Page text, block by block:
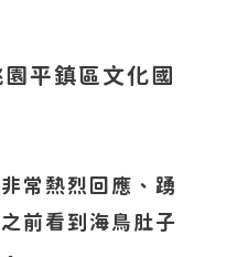
平鎮區文化國
常熱烈回應、踴
前看到海鳥肚子